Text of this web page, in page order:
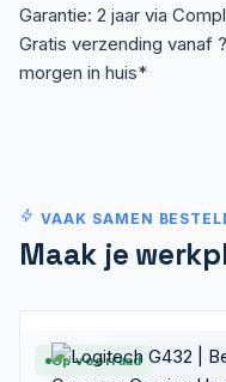
Garantie: 2 jaar via
Gratis verzending vanaf
morgen in huis*
VAAK SAMEN
Maak je
Op voorraad